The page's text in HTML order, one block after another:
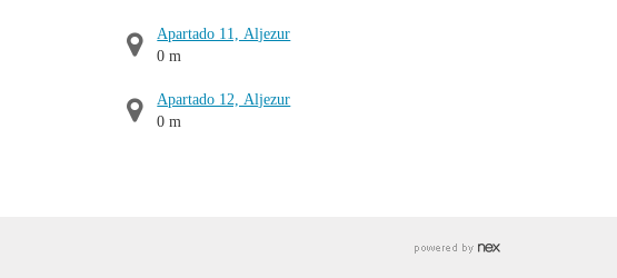
Apartado 11, Aljezur
0 m
Apartado 12, Aljezur
0 m